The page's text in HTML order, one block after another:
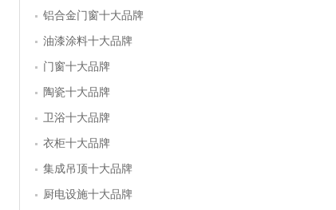
铝合金门窗十大品牌
油漆涂料十大品牌
门窗十大品牌
陶瓷十大品牌
卫浴十大品牌
衣柜十大品牌
集成吊顶十大品牌
厨电设施十大品牌